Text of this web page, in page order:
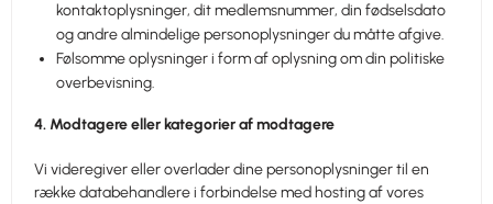
kontaktoplysninger, dit medlemsnummer, din fødselsdato
og andre almindelige personoplysninger du måtte afgive.
Følsomme oplysninger i form af oplysning om din politiske
overbevisning.
4. Modtagere eller kategorier af modtagere
Vi videregiver eller overlader dine personoplysninger til en
række databehandlere i forbindelse med hosting af vores